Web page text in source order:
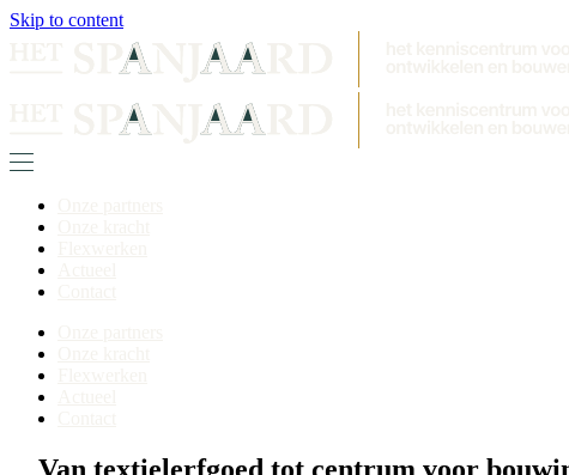
Skip to content
Van textielerfgoed tot centrum voor